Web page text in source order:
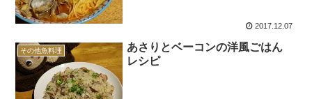
2017.12.07
その他魚料理
あさりとベーコンの洋風ごはん
レシピ